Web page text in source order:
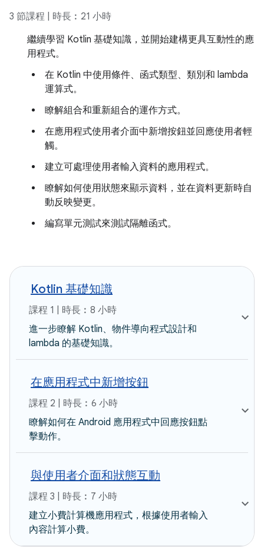
3 節課程 | 時長︰21 小時
繼續學習 Kotlin 基礎知識，並開始建構更具互動性的應
用程式。
在 Kotlin 中使用條件、函式類型、類別和 lambda
運算式。
瞭解組合和重新組合的運作方式。
在應用程式使用者介面中新增按鈕並回應使用者輕
觸。
建立可處理使用者輸入資料的應用程式。
瞭解如何使用狀態來顯示資料，並在資料更新時自
動反映變更。
編寫單元測試來測試隔離函式。
Kotlin 基礎知識
課程 1 | 時長︰8 小時
進一步瞭解 Kotlin、物件導向程式設計和
lambda 的基礎知識。
在應用程式中新增按鈕
課程 2 | 時長︰6 小時
瞭解如何在 Android 應用程式中回應按鈕點
擊動作。
與使用者介面和狀態互動
課程 3 | 時長︰7 小時
建立小費計算機應用程式，根據使用者輸入
內容計算小費。